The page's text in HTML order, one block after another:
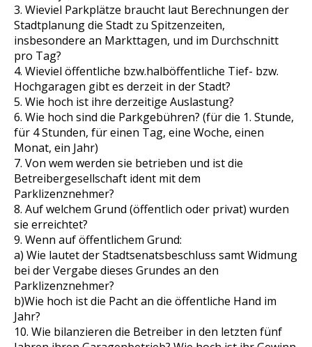
3. Wieviel Parkplätze braucht laut Berechnungen der
Stadtplanung die Stadt zu Spitzenzeiten,
insbesondere an Markttagen, und im Durchschnitt
pro Tag?
4. Wieviel öffentliche bzw.halböffentliche Tief- bzw.
Hochgaragen gibt es derzeit in der Stadt?
5. Wie hoch ist ihre derzeitige Auslastung?
6. Wie hoch sind die Parkgebühren? (für die 1. Stunde,
für 4 Stunden, für einen Tag, eine Woche, einen
Monat, ein Jahr)
7. Von wem werden sie betrieben und ist die
Betreibergesellschaft ident mit dem
Parklizenznehmer?
8. Auf welchem Grund (öffentlich oder privat) wurden
sie erreichtet?
9. Wenn auf öffentlichem Grund:
a) Wie lautet der Stadtsenatsbeschluss samt Widmung
bei der Vergabe dieses Grundes an den
Parklizenznehmer?
b)Wie hoch ist die Pacht an die öffentliche Hand im
Jahr?
10. Wie bilanzieren die Betreiber in den letzten fünf